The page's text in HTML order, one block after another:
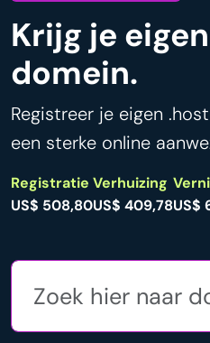
Krijg je
domein.
Registreer je eigen
een sterke online
Registratie
US$ 508,80
Verhuizing
US$ 409,78US$